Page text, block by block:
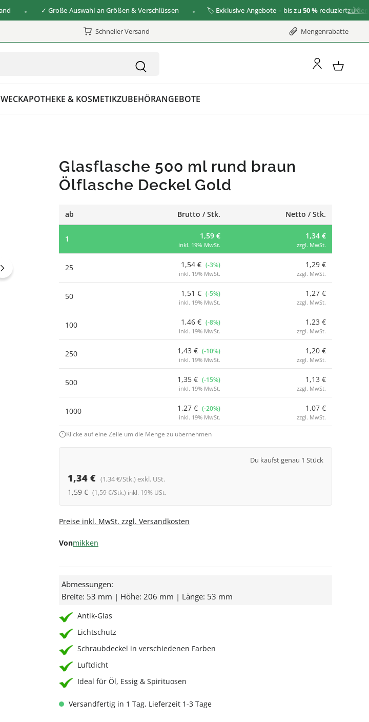
✓ Große Auswahl an Größen & Verschlüssen 🏷️ Exklusive Angebote – bis zu50 % reduziertzu den
Schneller Versand Mengenrabatte
WECKAPOTHEKE & KOSMETIKZUBEHÖRANGEBOTE
Glasflasche 500 ml rund braun
Ölflasche Deckel Gold
ab Brutto / Stk. Netto / Stk.
1 1,59 €
inkl. 19% MwSt.
1,34 €
zzgl. MwSt.
25 1,54 € (-3%)
inkl. 19% MwSt.
1,29 €
zzgl. MwSt.
50 1,51 € (-5%)
inkl. 19% MwSt.
1,27 €
zzgl. MwSt.
100 1,46 € (-8%)
inkl. 19% MwSt.
1,23 €
zzgl. MwSt.
250 1,43 € (-10%)
inkl. 19% MwSt.
1,20 €
zzgl. MwSt.
500 1,35 € (-15%)
inkl. 19% MwSt.
1,13 €
zzgl. MwSt.
1000 1,27 € (-20%)
inkl. 19% MwSt.
1,07 €
zzgl. MwSt.
Klicke auf eine Zeile um die Menge zu übernehmen
Du kaufst genau 1 Stück
1,34 € (1,34 €/Stk.) exkl. USt.
1,59 € (1,59 €/Stk.) inkl. 19% USt.
Preise inkl. MwSt. zzgl. Versandkosten
Vonmikken
Abmessungen:
Breite: 53 mm | Höhe: 206 mm | Länge: 53 mm
Antik-Glas
Lichtschutz
Schraubdeckel in verschiedenen Farben
Luftdicht
Ideal für Öl, Essig & Spirituosen
Versandfertig in 1 Tag, Lieferzeit 1-3 Tage